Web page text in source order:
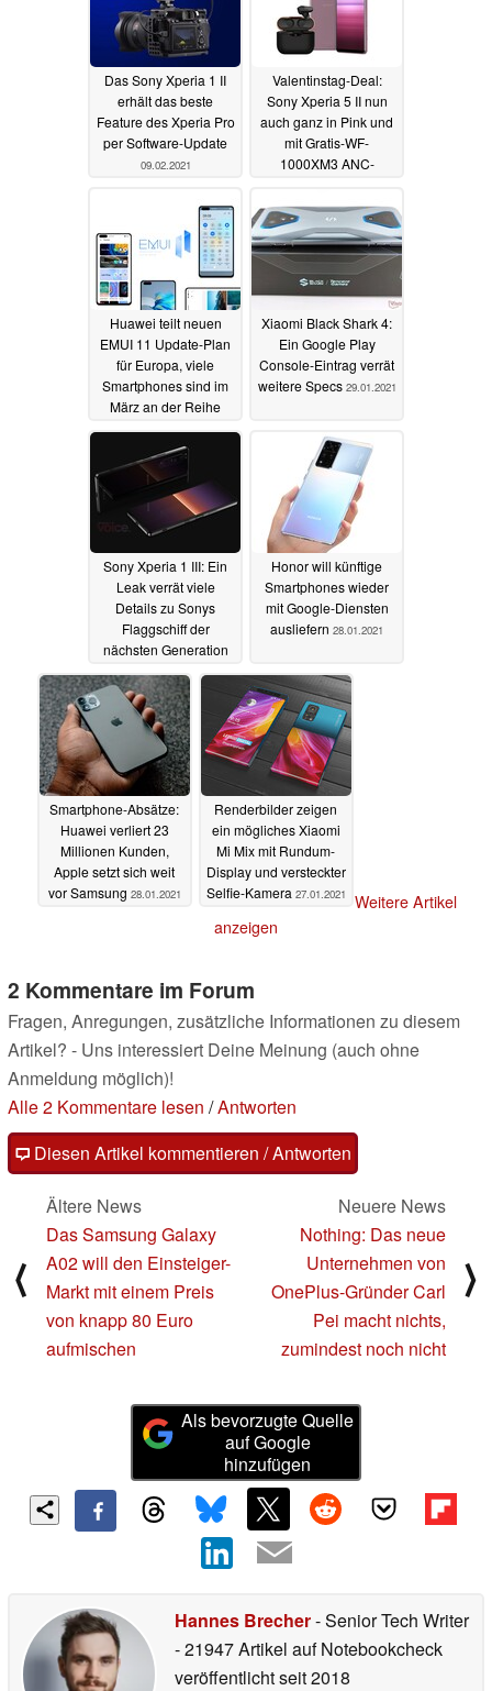
Das Sony Xperia 1 II
erhält das beste
Feature des Xperia Pro
per Software-Update
09.02.2021
Valentinstag-Deal:
Sony Xperia 5 II nun
auch ganz in Pink und
mit Gratis-WF-
1000XM3 ANC-
Huawei teilt neuen
EMUI 11 Update-Plan
für Europa, viele
Smartphones sind im
März an der Reihe
29.01.2021
Xiaomi Black Shark 4:
Ein Google Play
Console-Eintrag verrät
weitere Specs 29.01.2021
Sony Xperia 1 III: Ein
Leak verrät viele
Details zu Sonys
Flaggschiff der
nächsten Generation
28.01.2021
Honor will künftige
Smartphones wieder
mit Google-Diensten
ausliefern 28.01.2021
Smartphone-Absätze:
Huawei verliert 23
Millionen Kunden,
Apple setzt sich weit
vor Samsung 28.01.2021
Renderbilder zeigen
ein mögliches Xiaomi
Mi Mix mit Rundum-
Display und versteckter
Selfie-Kamera 27.01.2021
Weitere Artikel
anzeigen
2 Kommentare im Forum
Fragen, Anregungen, zusätzliche Informationen zu diesem
Artikel? - Uns interessiert Deine Meinung (auch ohne
Anmeldung möglich)!
Alle 2 Kommentare lesen /Antworten
Diesen Artikel kommentieren / Antworten
⟨
Ältere News
Das Samsung Galaxy
A02 will den Einsteiger-
Markt mit einem Preis
von knapp 80 Euro
aufmischen
Neuere News
Nothing: Das neue
Unternehmen von
OnePlus-Gründer Carl
Pei macht nichts,
zumindest noch nicht
⟩
Als bevorzugte Quelle
auf Google
hinzufügen
Hannes Brecher- Senior Tech Writer
- 21947 Artikel auf Notebookcheck
veröffentlichtseit 2018